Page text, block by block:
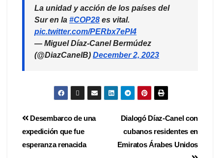
La unidad y acción de los países del
Sur en la #COP28 es vital.
pic.twitter.com/PERbx7ePI4
— Miguel Díaz-Canel Bermúdez
(@DiazCanelB) December 2, 2023
Dialogó Díaz-Canel con
cubanos residentes en
Emiratos Árabes Unidos
Desembarco de una
expedición que fue
esperanza renacida